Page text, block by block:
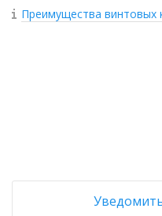
Преимущества винтовых